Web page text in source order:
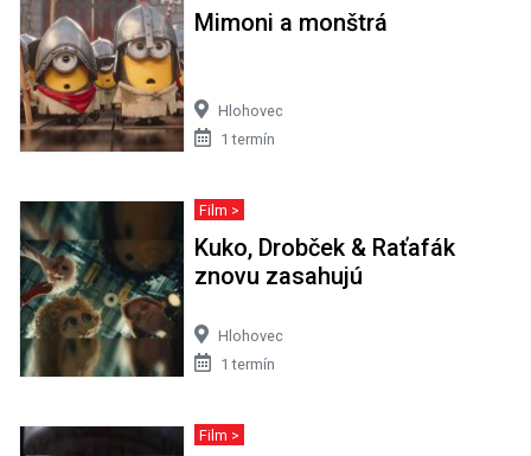
Mimoni a monštrá
Hlohovec
1 termín
Film >
Kuko, Drobček & Raťafák
znovu zasahujú
Hlohovec
1 termín
Film >